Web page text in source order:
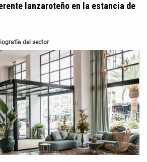
del sector
lanzaroteño en la estancia de